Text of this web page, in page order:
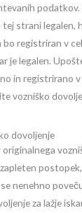
strani legalen,
bo registriran v
je legalen.
in registrirano
vozniško
dovoljenje
nenehno
za lažje